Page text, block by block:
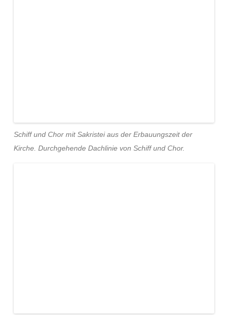
Schiff und Chor mit Sakristei aus der Erbauungszeit der
Kirche. Durchgehende Dachlinie von Schiff und Chor.